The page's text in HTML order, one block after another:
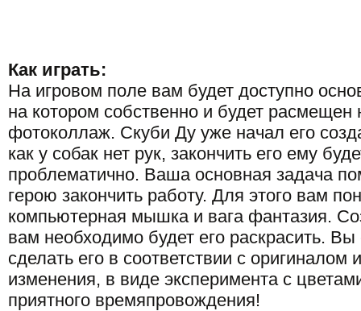
Как играть:
На игровом поле вам будет доступно
на котором собственно и будет
фотоколлаж. Скуби Ду уже начал его
как у собак нет рук, закончить его ему
проблематично. Ваша основная задача
герою закончить работу. Для этого вам
компьютерная мышка и вага фантазия.
вам необходимо будет его раскрасить.
сделать его в соответствии с оригиналом
изменения, в виде эксперимента с
приятного времяпровождения!